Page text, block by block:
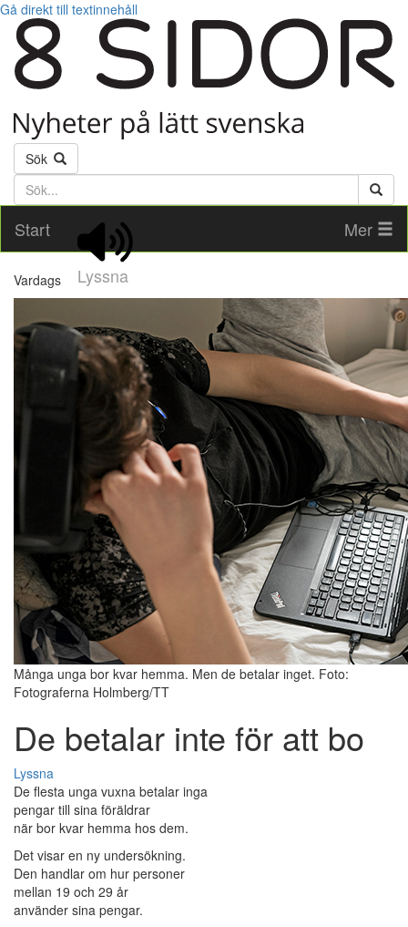
Gå direkt till textinnehåll
Sök
Söktext
Start
Lyssna
Mer
Vardags
Många unga bor kvar hemma. Men de betalar inget. Foto:
Fotograferna Holmberg/TT
De betalar inte för att bo
Lyssna
De flesta unga vuxna betalar inga
pengar till sina föräldrar
när bor kvar hemma hos dem.
Det visar en ny undersökning.
Den handlar om hur personer
mellan 19 och 29 år
använder sina pengar.